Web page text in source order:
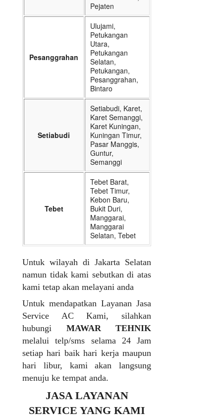
Pejaten
Pesanggrahan
Ulujami,
Petukangan
Utara,
Petukangan
Selatan,
Petukangan,
Pesanggrahan,
Bintaro
Setiabudi
Setiabudi, Karet,
Karet Semanggi,
Karet Kuningan,
Kuningan Timur,
Pasar Manggis,
Guntur,
Semanggi
Tebet
Tebet Barat,
Tebet Timur,
Kebon Baru,
Bukit Duri,
Manggarai,
Manggarai
Selatan, Tebet
Untuk wilayah di Jakarta Selatan
namun tidak kami sebutkan di atas
kami tetap akan melayani anda
Untuk mendapatkan Layanan Jasa
Service AC Kami, silahkan
hubungi MAWAR TEHNIK
melalui telp/sms selama 24 Jam
setiap hari baik hari kerja maupun
hari libur, kami akan langsung
menuju ke tempat anda.
JASA LAYANAN
SERVICE YANG KAMI